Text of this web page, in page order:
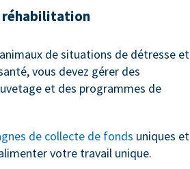
réhabilitation
de situations de détresse et
vous devez gérer des
et des programmes de
de collecte de fonds uniques et
votre travail unique.